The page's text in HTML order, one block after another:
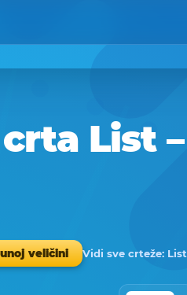
List –
veličini Vidi sve crteže: List